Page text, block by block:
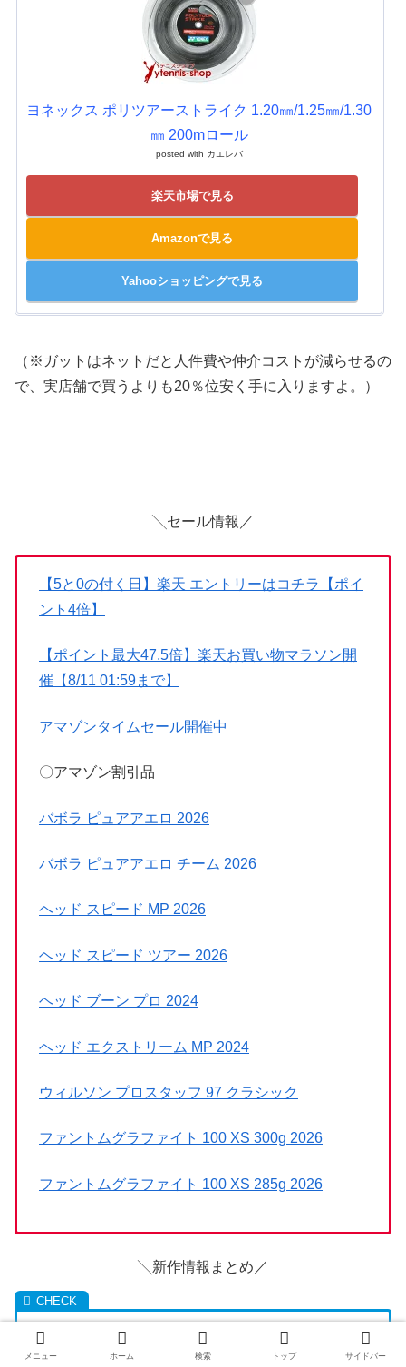
ヨネックス ポリツアーストライク 1.20㎜/1.25㎜/1.30
㎜ 200mロール
posted with カエレバ
楽天市場で見る
Amazonで見る
Yahooショッピングで見る
（※ガットはネットだと人件費や仲介コストが減らせるの
で、実店舗で買うよりも20％位安く手に入りますよ。）
╲セール情報／
【5と0の付く日】楽天 エントリーはコチラ【ポイ
ント4倍】
【ポイント最大47.5倍】楽天お買い物マラソン開
催【8/11 01:59まで】
アマゾンタイムセール開催中
〇アマゾン割引品
バボラ ピュアアエロ 2026
バボラ ピュアアエロ チーム 2026
ヘッド スピード MP 2026
ヘッド スピード ツアー 2026
ヘッド ブーン プロ 2024
ヘッド エクストリーム MP 2024
ウィルソン プロスタッフ 97 クラシック
ファントムグラファイト 100 XS 300g 2026
ファントムグラファイト 100 XS 285g 2026
╲新作情報まとめ／
メニュー ホーム 検索 トップ サイドバー